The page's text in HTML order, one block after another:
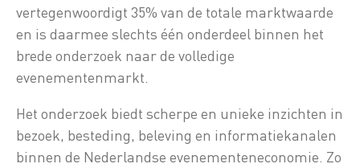
vertegenwoordigt 35% van de totale marktwaarde
en is daarmee slechts één onderdeel binnen het
brede onderzoek naar de volledige
evenementenmarkt.
Het onderzoek biedt scherpe en unieke inzichten in
bezoek, besteding, beleving en informatiekanalen
binnen de Nederlandse evenementeneconomie. Zo